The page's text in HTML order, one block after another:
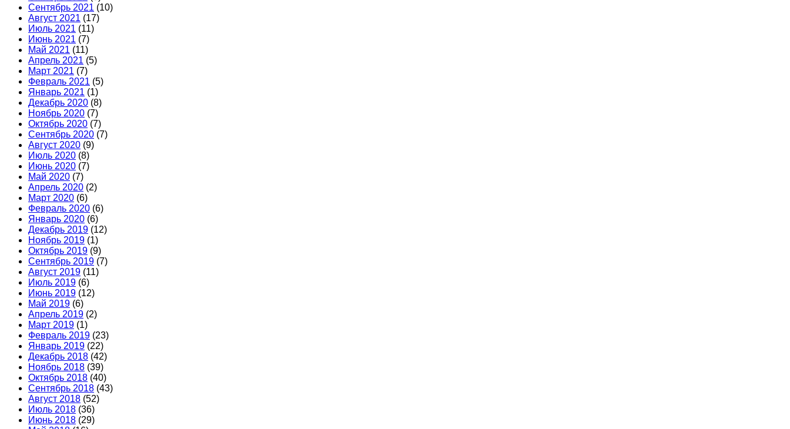
Сентябрь 2021 (10)
Август 2021 (17)
Июль 2021 (11)
Июнь 2021 (7)
Май 2021 (11)
Апрель 2021 (5)
Март 2021 (7)
Февраль 2021 (5)
Январь 2021 (1)
Декабрь 2020 (8)
Ноябрь 2020 (7)
Октябрь 2020 (7)
Сентябрь 2020 (7)
Август 2020 (9)
Июль 2020 (8)
Июнь 2020 (7)
Май 2020 (7)
Апрель 2020 (2)
Март 2020 (6)
Февраль 2020 (6)
Январь 2020 (6)
Декабрь 2019 (12)
Ноябрь 2019 (1)
Октябрь 2019 (9)
Сентябрь 2019 (7)
Август 2019 (11)
Июль 2019 (6)
Июнь 2019 (12)
Май 2019 (6)
Апрель 2019 (2)
Март 2019 (1)
Февраль 2019 (23)
Январь 2019 (22)
Декабрь 2018 (42)
Ноябрь 2018 (39)
Октябрь 2018 (40)
Сентябрь 2018 (43)
Август 2018 (52)
Июль 2018 (36)
Июнь 2018 (29)